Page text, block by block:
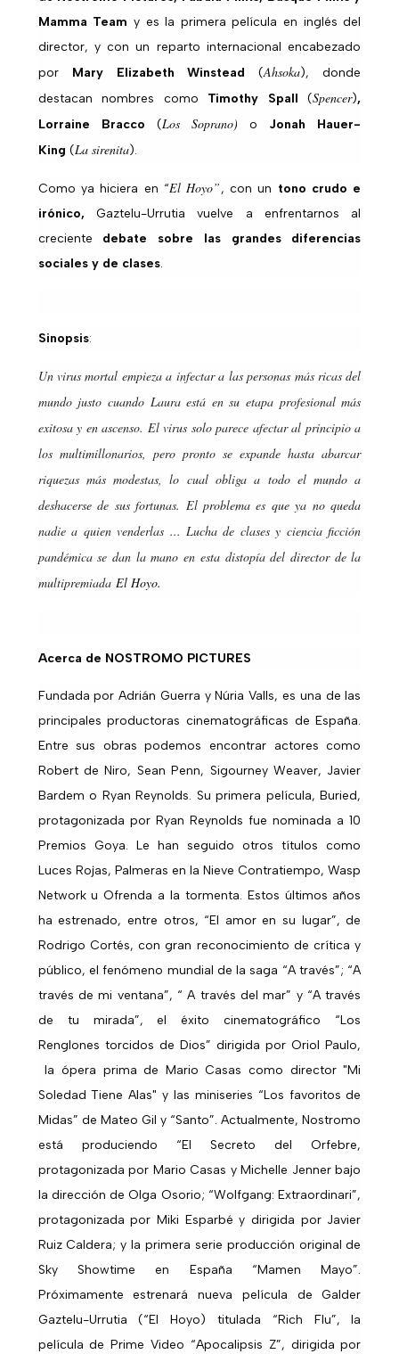
Mamma Team y es la primera película en inglés del
director, y con un reparto internacional encabezado
por Mary Elizabeth Winstead(Ahsoka), donde
destacan nombres como Timothy Spall(Spencer),
Lorraine Bracco (Los Soprano) o Jonah Hauer-
King (La sirenita).
Como ya hiciera en “El Hoyo”, con un tono crudo e
irónico,Gaztelu-Urrutia vuelve a enfrentarnos al
creciente debate sobre las grandes diferencias
sociales y de clases.
Sinopsis:
Un virus mortal empieza a infectar a las personas más ricas del
mundo justo cuando Laura está en su etapa profesional más
exitosa y en ascenso. El virus solo parece afectar al principio a
los multimillonarios, pero pronto se expande hasta abarcar
riquezas más modestas, lo cual obliga a todo el mundo a
deshacerse de sus fortunas. El problema es que ya no queda
nadie a quien venderlas ... Lucha de clases y ciencia ficción
pandémica se dan la mano en esta distopía del director de la
multipremiada El Hoyo.
Acerca de NOSTROMO PICTURES
Fundada por Adrián Guerra y Núria Valls, es una de las
principales productoras cinematográficas de España.
Entre sus obras podemos encontrar actores como
Robert de Niro, Sean Penn, Sigourney Weaver, Javier
Bardem o Ryan Reynolds. Su primera película, Buried,
protagonizada por Ryan Reynolds fue nominada a 10
Premios Goya. Le han seguido otros títulos como
Luces Rojas, Palmeras en la Nieve Contratiempo, Wasp
Network u Ofrenda a la tormenta. Estos últimos años
ha estrenado, entre otros, “El amor en su lugar”, de
Rodrigo Cortés, con gran reconocimiento de crítica y
público, el fenómeno mundial de la saga “A través”; “A
través de mi ventana”, “ A través del mar” y “A través
de tu mirada”, el éxito cinematográfico “Los
Renglones torcidos de Dios” dirigida por Oriol Paulo,
la ópera prima de Mario Casas como director "Mi
Soledad Tiene Alas" y las miniseries “Los favoritos de
Midas” de Mateo Gil y “Santo”. Actualmente, Nostromo
está produciendo “El Secreto del Orfebre,
protagonizada por Mario Casas y Michelle Jenner bajo
la dirección de Olga Osorio; “Wolfgang: Extraordinari”,
protagonizada por Miki Esparbé y dirigida por Javier
Ruiz Caldera; y la primera serie producción original de
Sky Showtime en España “Mamen Mayo”.
Próximamente estrenará nueva película de Galder
Gaztelu-Urrutia (“El Hoyo) titulada “Rich Flu”, la
película de Prime Video “Apocalipsis Z”, dirigida por